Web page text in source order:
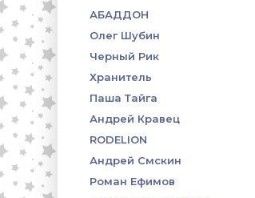
АБАДДОН
Олег Шубин
Черный Рик
Хранитель
Паша Тайга
Андрей Кравец
RODELION
Андрей Смскин
Роман Ефимов